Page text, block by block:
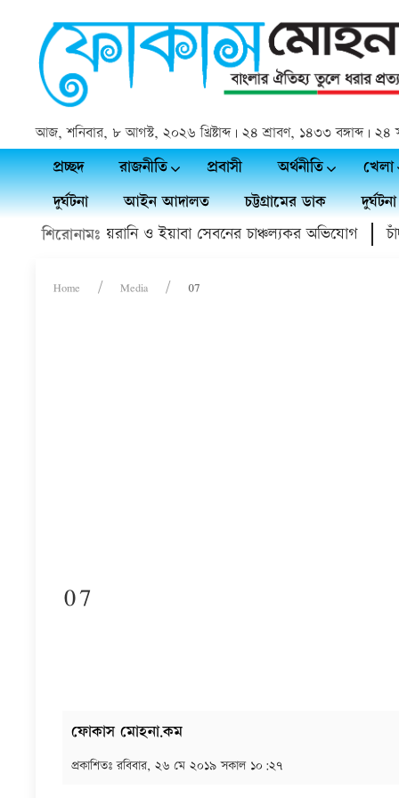
আজ, শনিবার, ৮ আগস্ট, ২০২৬ খ্রিষ্টাব্দ | ২৪ শ্রাবণ, ১৪৩৩ বঙ্গাব্দ |
প্রচ্ছদ রাজনীতি প্রবাসী অর্থনীতি খেলা
দুর্ঘটনা
আইন আদালত চট্টগ্রামের ডাক দুর্ঘটনা
শিরোনামঃ
ডাক্তারের হয়রানি ও ইয়াবা সেবনের চাঞ্চল্যকর অভিযোগ
Home Media 07
07
ফোকাস মোহনা.কম
প্রকাশিতঃরবিবার, ২৬ মে ২০১৯ সকাল ১০:২৭